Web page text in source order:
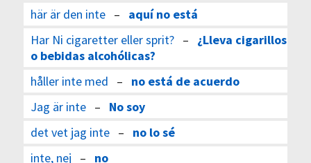
här är den inte– aquí no está
Har Ni cigaretter eller sprit?– ¿Lleva cigarillos
o bebidas alcohólicas?
håller inte med – no está de acuerdo
Jag är inte– No soy
det vet jag inte– no lo sé
inte, nej – no